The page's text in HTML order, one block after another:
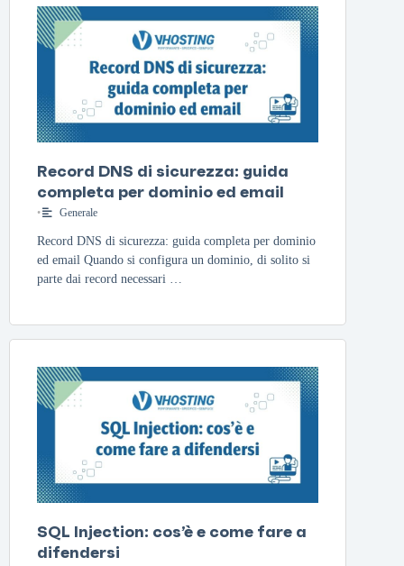
Record DNS di sicurezza: guida
completa per dominio ed email
• Generale
Record DNS di sicurezza: guida completa per dominio
ed email Quando si configura un dominio, di solito si
parte dai record necessari …
SQL Injection: cos’è e come fare a
difendersi